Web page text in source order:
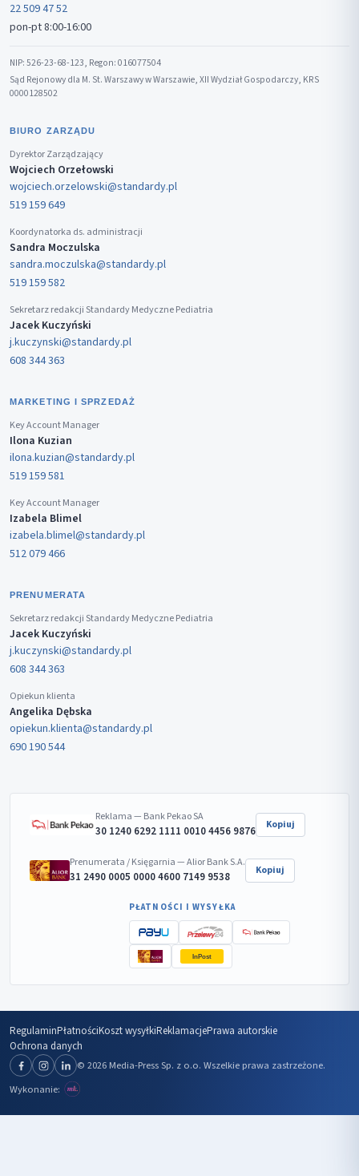
22 509 47 52
pon-pt 8:00-16:00
NIP: 526-23-68-123, Regon: 016077504
Sąd Rejonowy dla M. St. Warszawy w Warszawie, XII Wydział Gospodarczy, KRS
0000128502
BIURO ZARZĄDU
Dyrektor Zarządzający
Wojciech Orzełowski
wojciech.orzelowski@standardy.pl
519 159 649
Koordynatorka ds. administracji
Sandra Moczulska
sandra.moczulska@standardy.pl
519 159 582
Sekretarz redakcji Standardy Medyczne Pediatria
Jacek Kuczyński
j.kuczynski@standardy.pl
608 344 363
MARKETING I SPRZEDAŻ
Key Account Manager
Ilona Kuzian
ilona.kuzian@standardy.pl
519 159 581
Key Account Manager
Izabela Blimel
izabela.blimel@standardy.pl
512 079 466
PRENUMERATA
Sekretarz redakcji Standardy Medyczne Pediatria
Jacek Kuczyński
j.kuczynski@standardy.pl
608 344 363
Opiekun klienta
Angelika Dębska
opiekun.klienta@standardy.pl
690 190 544
Reklama — Bank Pekao SA
30 1240 6292 1111 0010 4456 9876 Kopiuj
Prenumerata / Księgarnia — Alior Bank S.A.
31 2490 0005 0000 4600 7149 9538 Kopiuj
PŁATNOŚCI I WYSYŁKA
InPost
RegulaminPłatnościKoszt wysyłkiReklamacjePrawa autorskie
Ochrona danych
© 2026 Media-Press Sp. z o.o. Wszelkie prawa zastrzeżone.
Wykonanie: